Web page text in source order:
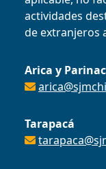
actividades
de extranjeros
Arica y
Tarapacá